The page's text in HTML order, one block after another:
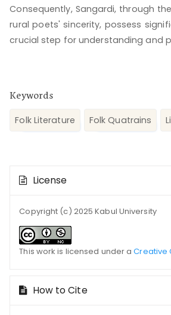
Consequently, Sangardi, through
rural poets' sincerity, possess
crucial step for understanding and
Keywords
Folk Literature Folk Quatrains
Article
DetailsLicense
Copyright (c) 2025 Kabul University
This work is licensed under aCreative
How to Cite